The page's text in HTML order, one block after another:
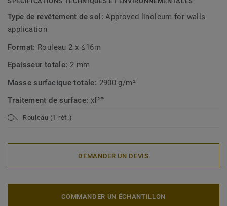
Type de revêtement de sol:Approved linoleum for walls
application
Format: Rouleau 2 x ≤16m
Epaisseur totale: 2 mm
Masse surfacique totale: 2900 g/m²
Traitement de surface: xf²™
Rouleau (1 réf.)
DEMANDER UN DEVIS
COMMANDER UN ÉCHANTILLON